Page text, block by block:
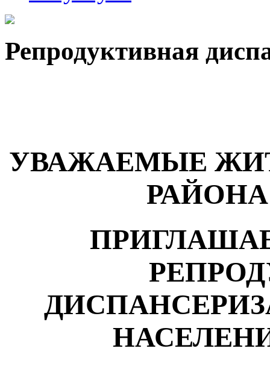
Репродуктивная
УВАЖАЕМЫЕ